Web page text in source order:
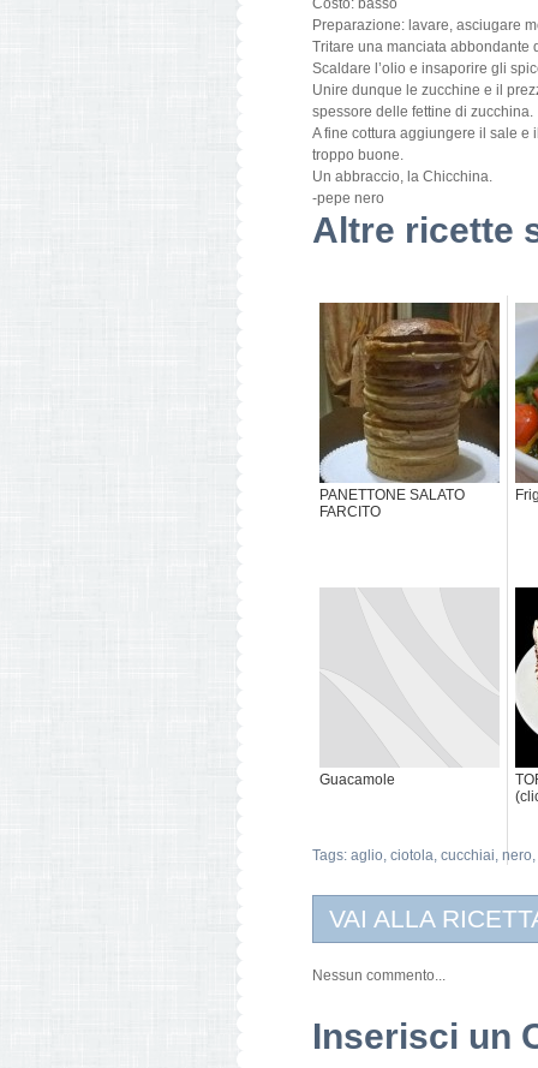
Costo: basso
Preparazione: lavare, asciugare
Tritare una manciata abbondante
Scaldare l’olio e insaporire gli
Unire dunque le zucchine e il
spessore delle fettine di zucchina.
A fine cottura aggiungere il sale
troppo buone.
Un abbraccio, la Chicchina.
-pepe nero
Altre ricette
PANETTONE SALATO
FARCITO
Guacamole
Tags: aglio, ciotola, cucchiai, nero,
VAI ALLA
Nessun commento...
Inserisci un